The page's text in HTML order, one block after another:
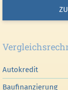
Autokredit
Baufinanzierung